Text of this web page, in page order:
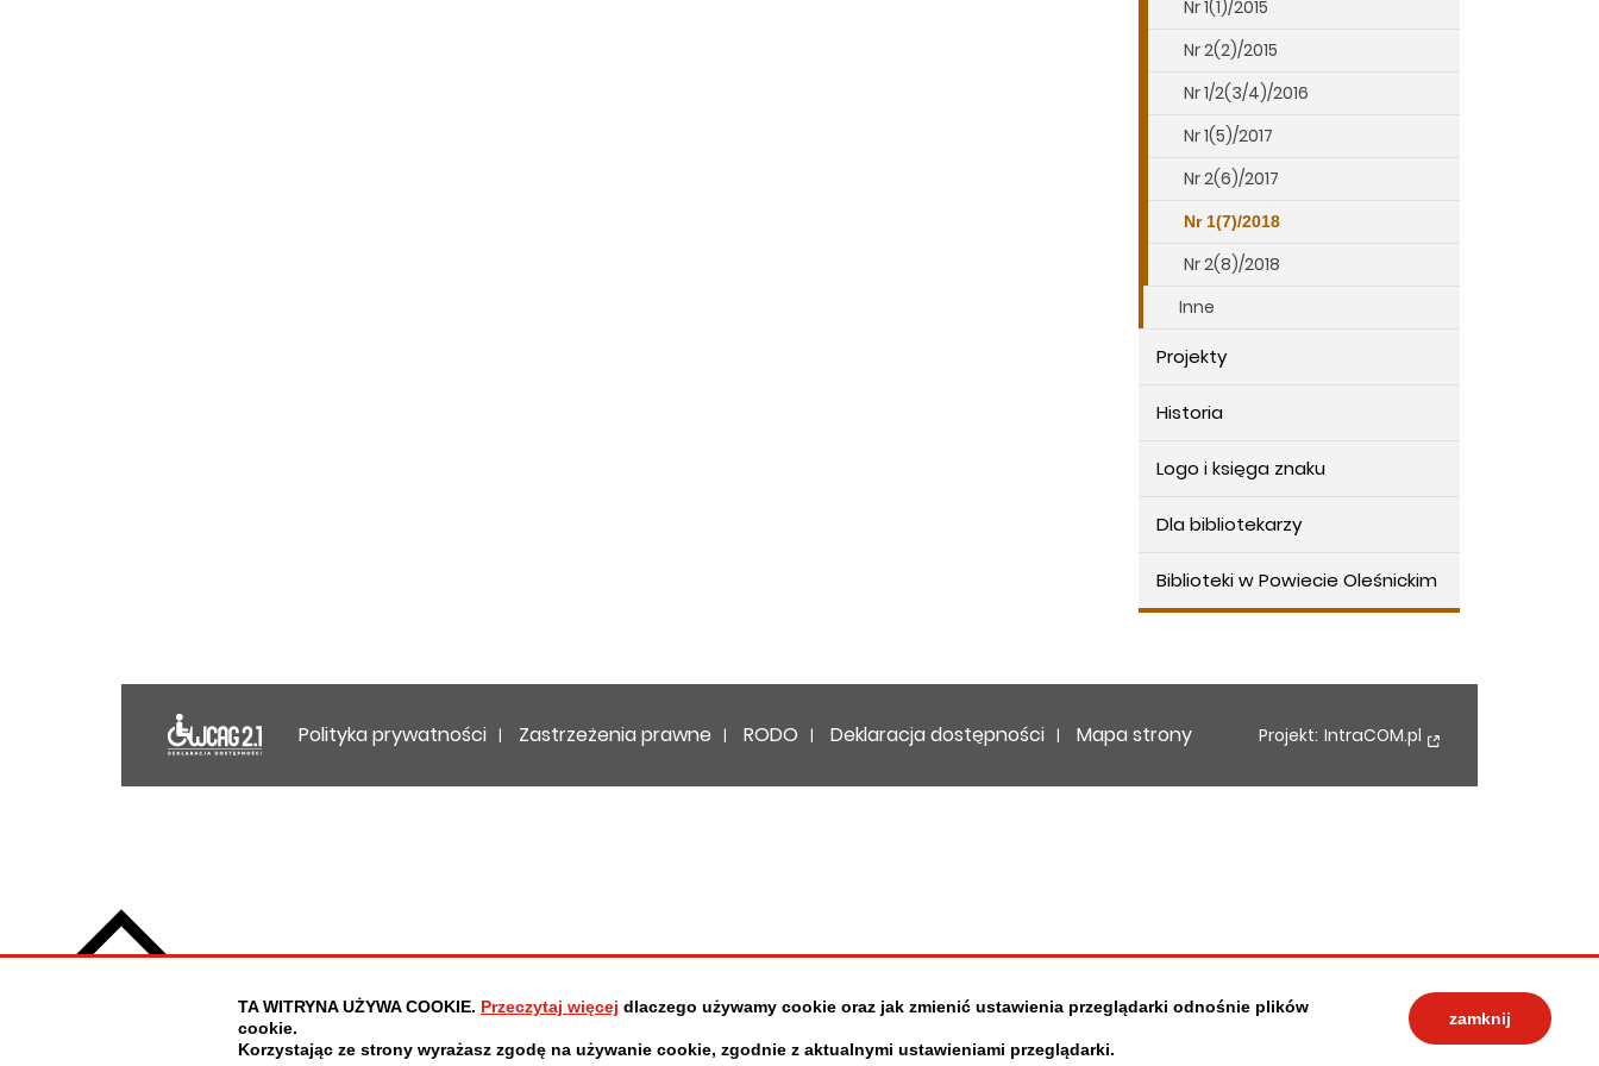
TA WITRYNA UŻYWA COOKIE. Przeczytaj więcej dlaczego używamy cookie oraz jak zmienić ustawienia przeglądarki odnośnie plików
cookie.
Korzystając ze strony wyrażasz zgodę na używanie cookie, zgodnie z aktualnymi ustawieniami przeglądarki.
zamknij
Nr 1(1)/2015
Nr 2(2)/2015
Nr 1/2(3/4)/2016
Nr 1(5)/2017
Nr 2(6)/2017
Nr 1(7)/2018
Nr 2(8)/2018
Inne
Projekty
Historia
Logo i księga znaku
Dla bibliotekarzy
Biblioteki w Powiecie Oleśnickim
Deklaracja dostępności
Polityka prywatności Zastrzeżenia prawne RODO Deklaracja dostępności Mapa strony Projekt: IntraCOM.pl